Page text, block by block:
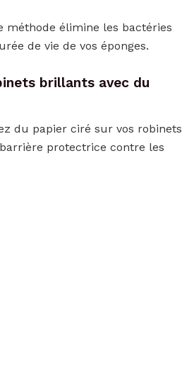
méthode élimine les bactéries
de vie de vos éponges.
brillants avec du
du papier ciré sur vos robinets
protectrice contre les